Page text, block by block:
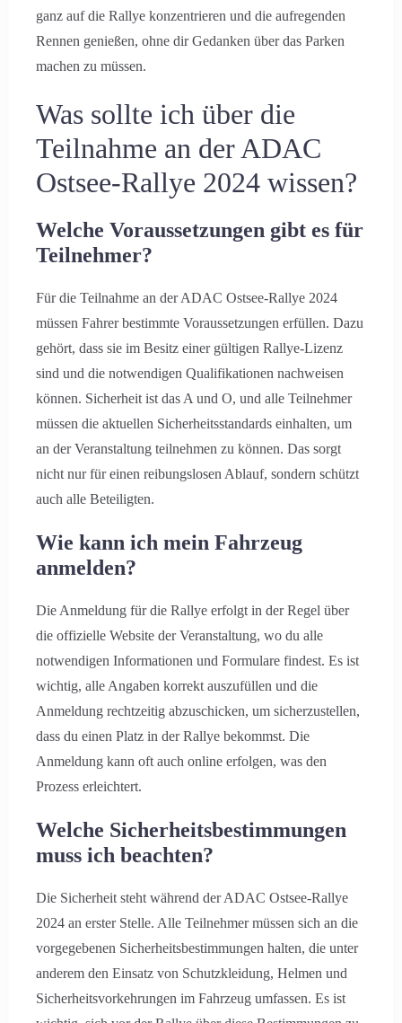
ganz auf die Rallye konzentrieren und die aufregenden
Rennen genießen, ohne dir Gedanken über das Parken
machen zu müssen.
Was sollte ich über die
Teilnahme an der ADAC
Ostsee-Rallye 2024 wissen?
Welche Voraussetzungen gibt es für
Teilnehmer?
Für die Teilnahme an der ADAC Ostsee-Rallye 2024
müssen Fahrer bestimmte Voraussetzungen erfüllen. Dazu
gehört, dass sie im Besitz einer gültigen Rallye-Lizenz
sind und die notwendigen Qualifikationen nachweisen
können. Sicherheit ist das A und O, und alle Teilnehmer
müssen die aktuellen Sicherheitsstandards einhalten, um
an der Veranstaltung teilnehmen zu können. Das sorgt
nicht nur für einen reibungslosen Ablauf, sondern schützt
auch alle Beteiligten.
Wie kann ich mein Fahrzeug
anmelden?
Die Anmeldung für die Rallye erfolgt in der Regel über
die offizielle Website der Veranstaltung, wo du alle
notwendigen Informationen und Formulare findest. Es ist
wichtig, alle Angaben korrekt auszufüllen und die
Anmeldung rechtzeitig abzuschicken, um sicherzustellen,
dass du einen Platz in der Rallye bekommst. Die
Anmeldung kann oft auch online erfolgen, was den
Prozess erleichtert.
Welche Sicherheitsbestimmungen
muss ich beachten?
Die Sicherheit steht während der ADAC Ostsee-Rallye
2024 an erster Stelle. Alle Teilnehmer müssen sich an die
vorgegebenen Sicherheitsbestimmungen halten, die unter
anderem den Einsatz von Schutzkleidung, Helmen und
Sicherheitsvorkehrungen im Fahrzeug umfassen. Es ist